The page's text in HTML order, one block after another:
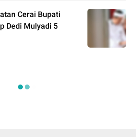
Cerai Bupati
Dedi Mulyadi 5